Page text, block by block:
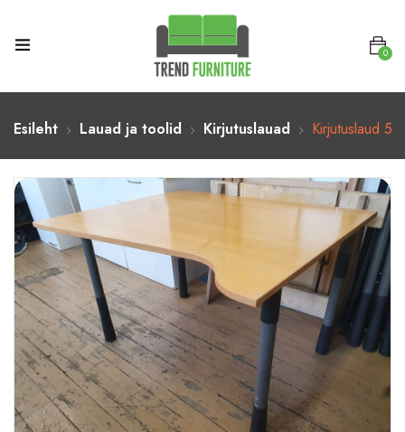
0
Esileht Lauad ja toolid Kirjutuslauad Kirjutuslaud 5